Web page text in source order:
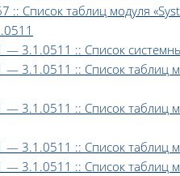
:: Список таблиц модуля
— 3.1.0511 :: Список
— 3.1.0511 :: Список
— 3.1.0511 :: Список
— 3.1.0511 :: Список
— 3.1.0511 :: Список таблиц